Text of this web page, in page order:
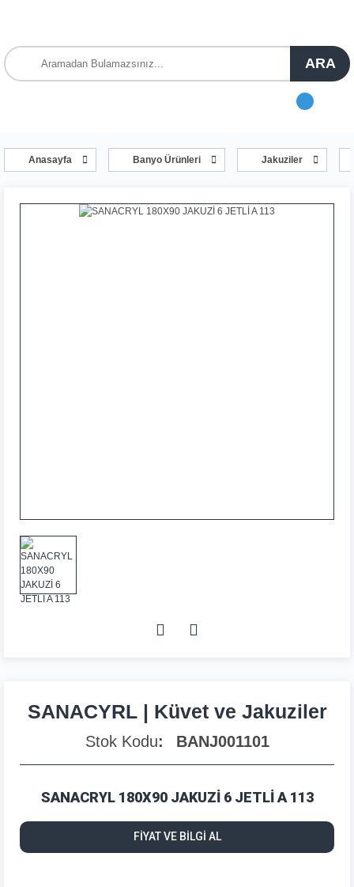
ARA
Anasayfa Banyo Ürünleri Jakuziler
SANACYRL | Küvet ve Jakuziler
Stok Kodu BANJ001101
SANACRYL 180X90 JAKUZİ 6 JETLİ A 113
FİYAT VE BİLGİ AL